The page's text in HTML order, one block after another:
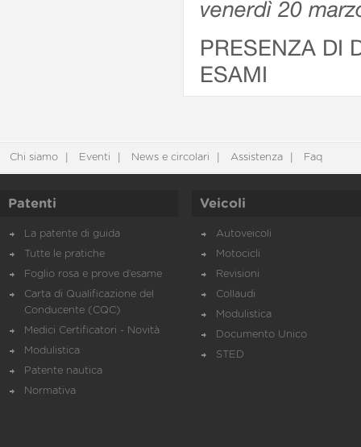
venerdì 20
PRESENZA DI
ESAMI
Chi siamo Eventi News e circolari Assistenza Faq
Patenti
La patente di guida
Tutte le pratiche
Foglio rosa e prove d’esame
Carta di Qualificazione del
Conducente (CQC)
Medici Certificatori - Novità
Modulistica
Patente nautica
Normativa
Veicoli
Autoveicoli
Motocicli
Revisioni
Collaudi
Modulistica
Documento Unico
STED